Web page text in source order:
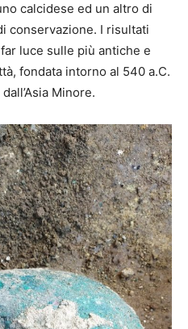
calcidese ed un altro di
conservazione. I risultati
luce sulle più antiche e
fondata intorno al 540 a.C.
Minore.